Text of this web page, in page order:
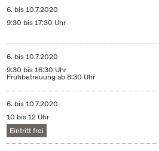
6. bis10.7.2020
9:30 bis 17:30 Uhr
6. bis10.7.2020
9:30 bis 16:30 Uhr
Frühbetreuung ab 8:30 Uhr
6. bis10.7.2020
10 bis 12 Uhr
Eintritt frei